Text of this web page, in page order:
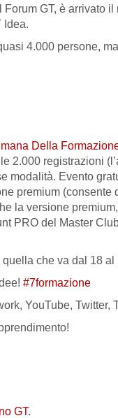
GT, è arrivato il
Idea.
4.000 persone,
Della
2.000 registrazioni
modalità. Evento
premium (consente
la versione
PRO del Master
che va dal 18 al
#7formazione
YouTube, Twitter,
GT.